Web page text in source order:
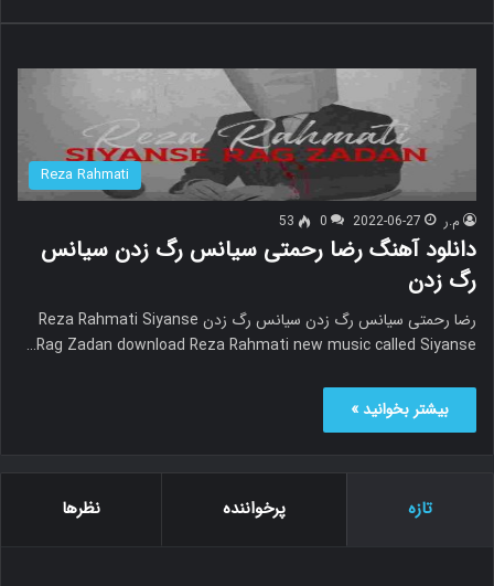
Reza Rahmati
م.ر 2022-06-27
0
53
دانلود آهنگ رضا رحمتی سیانس رگ زدن سیانس
رگ زدن
رضا رحمتی سیانس رگ زدن سیانس رگ زدن Reza Rahmati Siyanse
Rag Zadan download Reza Rahmati new music called Siyanse…
بیشتر بخوانید »
تازه پرخواننده نظرها